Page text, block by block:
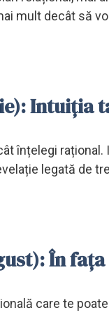
mult decât să
Intuiția
înțelegi
legată de
În
care te